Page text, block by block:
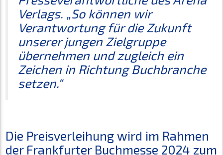
Verlags. „So können wir
Verantwortung für die Zukunft
unserer jungen Zielgruppe
übernehmen und zugleich ein
Zeichen in Richtung Buchbranche
setzen.“
Die Preisverleihung wird im Rahmen
der Frankfurter Buchmesse 2024 zum